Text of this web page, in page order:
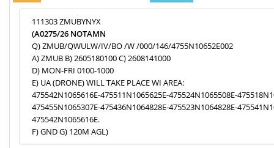
111303 ZMUBYNYX
(A0275/26 NOTAMN
Q) ZMUB/QWULW/IV/BO /W /000/146/4755N10652E002
A) ZMUB B) 2605180100 C) 2608141000
D) MON-FRI 0100-1000
E) UA (DRONE) WILL TAKE PLACE WI AREA:
475542N1065616E-475511N1065625E-475524N1065508E-
475455N1065307E-475436N1064828E-475523N1064828E-
475542N1065616E.
F) GND G) 120M AGL)